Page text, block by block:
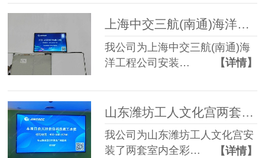
上海中交三航(南通)海洋工程公司P2.5 LED显示屏
我公司为上海中交三航(南通)海
洋工程公司安装…
【详情】
山东潍坊工人文化宫两套P2 LED显示屏
我公司为山东潍坊工人文化宫安
装了两套室内全彩…
【详情】